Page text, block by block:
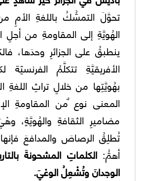
تحوَّلَ التمسُّكُ باللغةِ الأمِ
الهُويَّةِ إلى المقاومةِ من أجلِ
ينطبقُ على الجزائرِ وحدَها،
الأفريقيَّةِ تتكلَّمُ الفرنسيّة
بهُويَّتِها من خلالِ تراثِ اللغةِ
المعنى نوع ٌمن المقاومةِ
مضاميرِ الثقافةِ والهُويَّةٍ،
تُطلِقُ الرصاصَ والمدافعَ
أهمُّ:الكلماتِ المشحونةَ
الوجدانَ وتُشْعِلُ الوعْيَ.